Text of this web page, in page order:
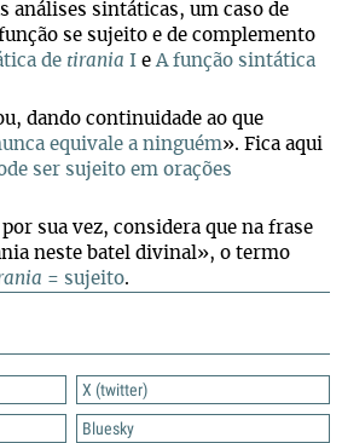
X (twitter)
Bluesky
análises sintáticas, um caso de
se sujeito e de complemento
de tirania I eA função sintática
dando continuidade ao que
equivale a ninguém». Fica aqui
ser sujeito em orações
sua vez, considera que na frase
neste batel divinal», o termo
= sujeito.